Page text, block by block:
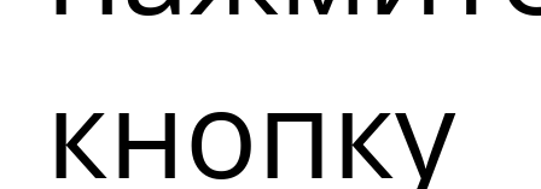
кнопку